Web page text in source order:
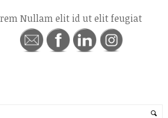
Nullam elit id ut elit feugiat